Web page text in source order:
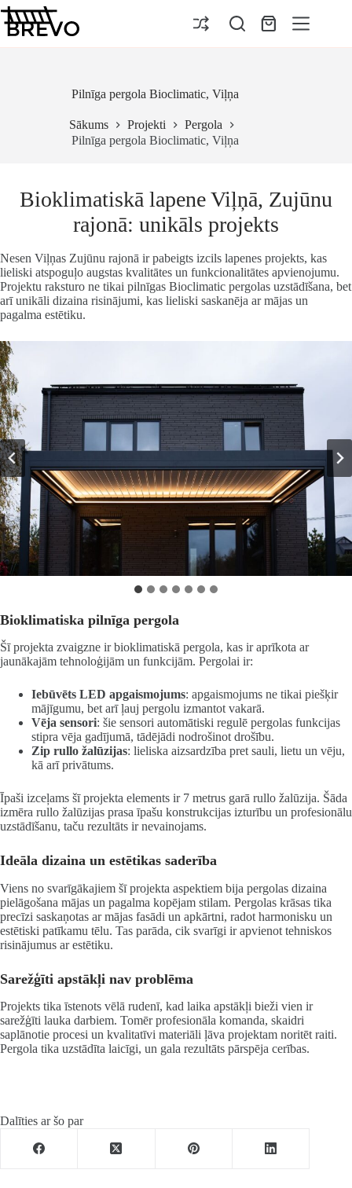
Pāriet
uz
saturu
Iepirkumu
Pilnīga pergola Bioclimatic, Viļņa
Sākums Projekti
Pergola
Pilnīga pergola Bioclimatic, Viļņa
Bioklimatiskā lapene Viļņā, Zujūnu
rajonā: unikāls projekts
Nesen Viļņas Zujūnu rajonā ir pabeigts izcils lapenes projekts, kas
lieliski atspoguļo augstas kvalitātes un funkcionalitātes apvienojumu.
Projektu raksturo ne tikai pilnīgas Bioclimatic pergolas uzstādīšana, bet
arī unikāli dizaina risinājumi, kas lieliski saskanēja ar mājas un
pagalma estētiku.
Bioklimatiska pilnīga pergola
Šī projekta zvaigzne ir bioklimatiskā pergola, kas ir aprīkota ar
jaunākajām tehnoloģijām un funkcijām. Pergolai ir:
Iebūvēts LED apgaismojums: apgaismojums ne tikai piešķir
mājīgumu, bet arī ļauj pergolu izmantot vakarā.
Vēja sensori: šie sensori automātiski regulē pergolas funkcijas
stipra vēja gadījumā, tādējādi nodrošinot drošību.
Zip rullo žalūzijas: lieliska aizsardzība pret sauli, lietu un vēju,
kā arī privātums.
Īpaši izceļams šī projekta elements ir 7 metrus garā rullo žalūzija. Šāda
izmēra rullo žalūzijas prasa īpašu konstrukcijas izturību un profesionālu
uzstādīšanu, taču rezultāts ir nevainojams.
Ideāla dizaina un estētikas saderība
Viens no svarīgākajiem šī projekta aspektiem bija pergolas dizaina
pielāgošana mājas un pagalma kopējam stilam. Pergolas krāsas tika
precīzi saskaņotas ar mājas fasādi un apkārtni, radot harmonisku un
estētiski patīkamu tēlu. Tas parāda, cik svarīgi ir apvienot tehniskos
risinājumus ar estētiku.
Sarežģīti apstākļi nav problēma
Projekts tika īstenots vēlā rudenī, kad laika apstākļi bieži vien ir
sarežģīti lauka darbiem. Tomēr profesionāla komanda, skaidri
saplānotie procesi un kvalitatīvi materiāli ļāva projektam noritēt raiti.
Pergola tika uzstādīta laicīgi, un gala rezultāts pārspēja cerības.
Dalīties ar šo par